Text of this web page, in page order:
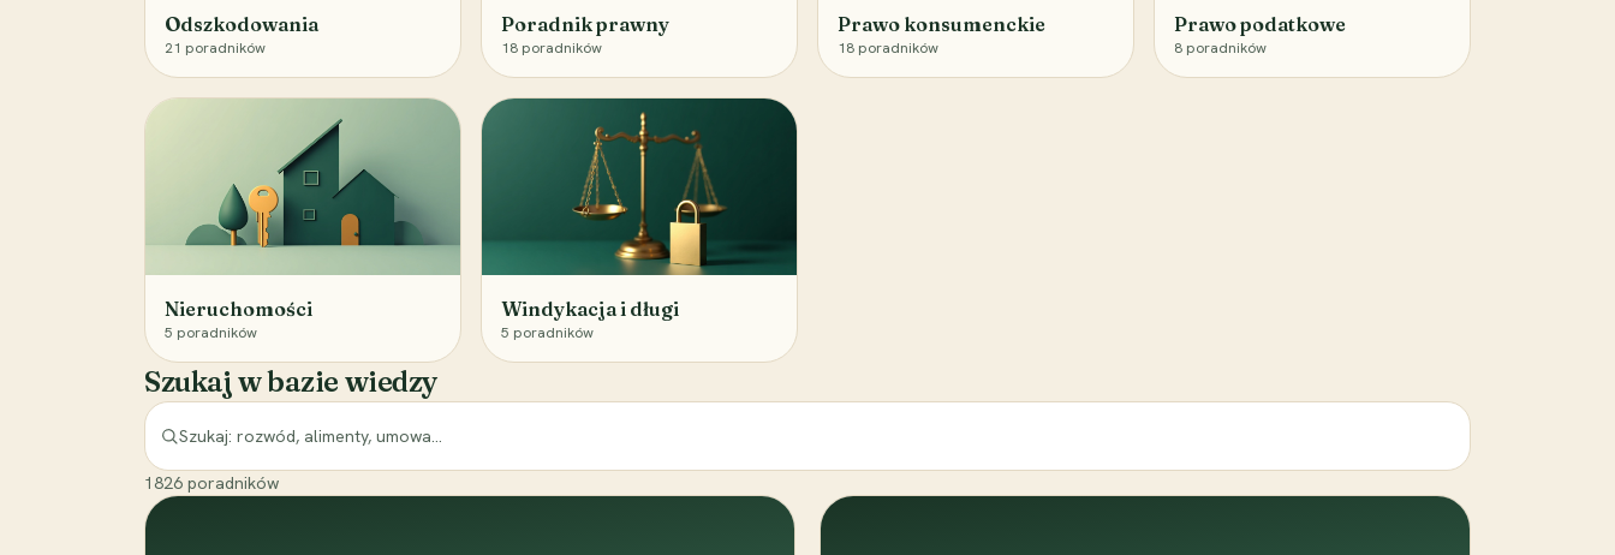
Odszkodowania
21 poradników
Poradnik prawny
18 poradników
Prawo konsumenckie
18 poradników
Prawo podatkowe
8 poradników
Nieruchomości
5 poradników
Windykacja i długi
5 poradników
Szukaj w bazie wiedzy
1826 poradników